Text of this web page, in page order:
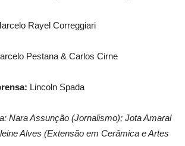
Rayel Correggiari
Pestana & Carlos Cirne
Lincoln Spada
Nara Assunção (Jornalismo); Jota Amaral
Alves (Extensão em Cerâmica e Artes